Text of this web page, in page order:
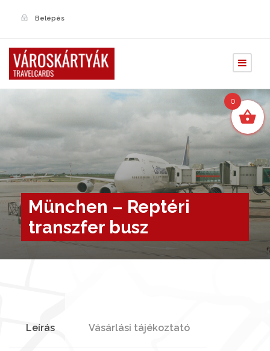
Belépés
München – Reptéri
transzfer busz
Leírás Vásárlási tájékoztató
0